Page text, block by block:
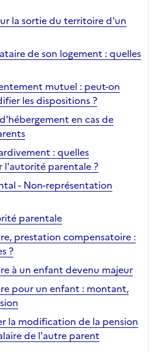
la sortie du territoire d'un
de son logement : quelles
mutuel : peut-on
les dispositions ?
en cas de
: quelles
l'autorité parentale ?
- Non-représentation
parentale
prestation compensatoire :
?
à un enfant devenu majeur
pour un enfant : montant,
la modification de la pension
de l'autre parent